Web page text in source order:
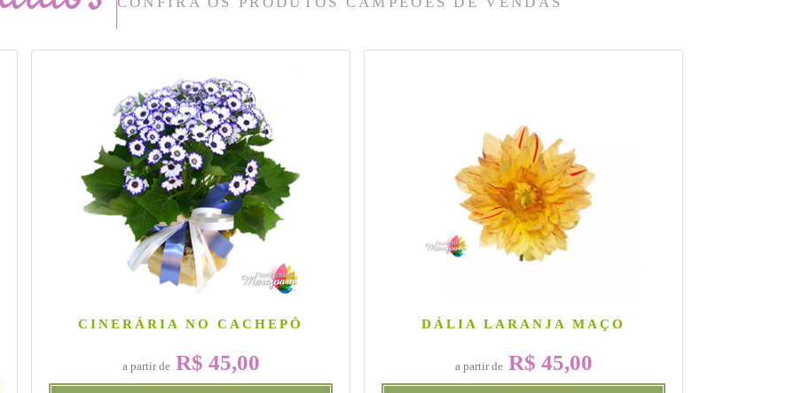
CINERÁRIA NO CACHEPÔ
a partir deR$ 45,00
DÁLIA LARANJA MAÇO
a partir deR$ 45,00